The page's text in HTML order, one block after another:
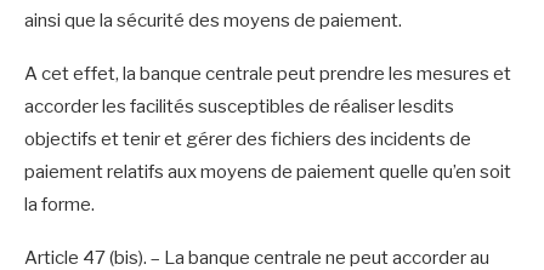
ainsi que la sécurité des moyens de paiement.
A cet effet, la banque centrale peut prendre les mesures et
accorder les facilités susceptibles de réaliser lesdits
objectifs et tenir et gérer des fichiers des incidents de
paiement relatifs aux moyens de paiement quelle qu’en soit
la forme.
Article 47 (bis). – La banque centrale ne peut accorder au